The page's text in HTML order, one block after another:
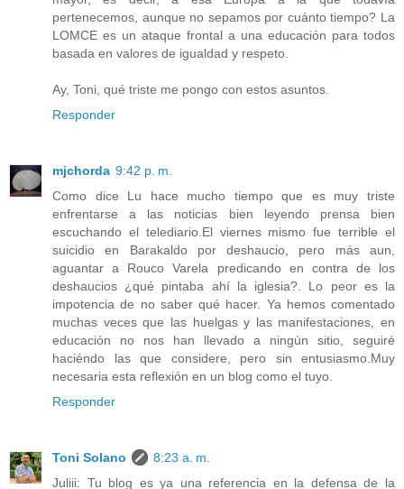
pertenecemos, aunque no sepamos por cuánto tiempo? La
LOMCE es un ataque frontal a una educación para todos
basada en valores de igualdad y respeto.
Ay, Toni, qué triste me pongo con estos asuntos.
Responder
mjchorda 9:42 p. m.
Como dice Lu hace mucho tiempo que es muy triste
enfrentarse a las noticias bien leyendo prensa bien
escuchando el telediario.El viernes mismo fue terrible el
suicidio en Barakaldo por deshaucio, pero más aun,
aguantar a Rouco Varela predicando en contra de los
deshaucios ¿qué pintaba ahí la iglesia?. Lo peor es la
impotencia de no saber qué hacer. Ya hemos comentado
muchas veces que las huelgas y las manifestaciones, en
educación no nos han llevado a ningún sitio, seguiré
haciéndo las que considere, pero sin entusiasmo.Muy
necesaria esta reflexión en un blog como el tuyo.
Responder
Toni Solano
8:23 a. m.
Juliii: Tu blog es ya una referencia en la defensa de la